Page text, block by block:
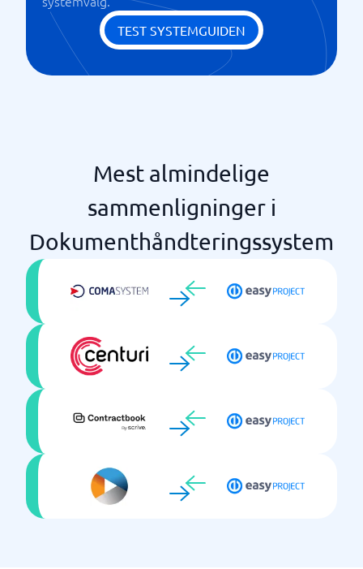
TEST SYSTEMGUIDEN
Mest almindelige
sammenligninger i
Dokumenthåndteringssystem